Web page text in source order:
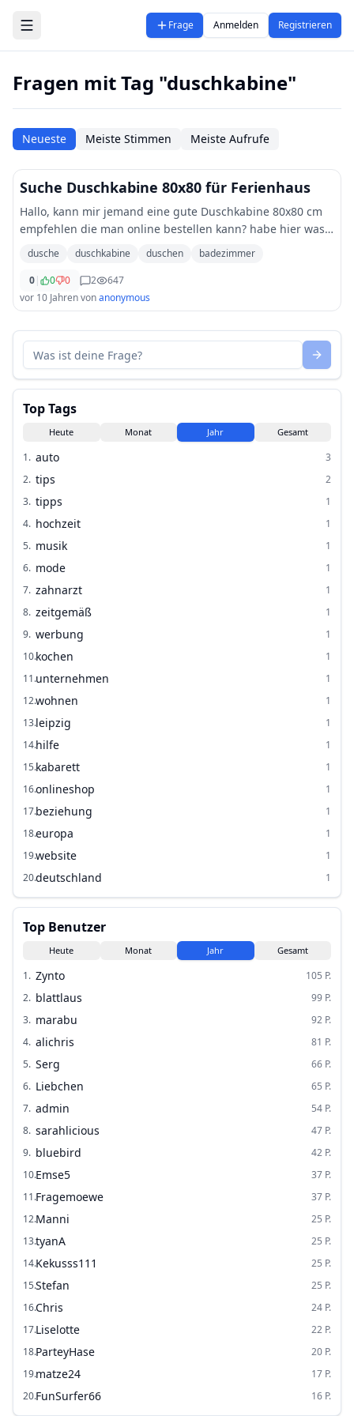
Zum Hauptinhalt springen
Frage Anmelden Registrieren
Fragen mit Tag "duschkabine"
Neueste Meiste Stimmen Meiste Aufrufe
Suche Duschkabine 80x80 für Ferienhaus
Hallo, kann mir jemand eine gute Duschkabine 80x80 cm
empfehlen die man online bestellen kann? habe hier was
gefunden [http://dusche-kaufen.eu/duschkabine-80x80/]
dusche duschkabine duschen
badezimmer
0| 0 0 2
647
vor 10 Jahrenvonanonymous
Top Tags
Heute Monat Jahr Gesamt
1. auto
3
2. tips
2
3. tipps
1
4. hochzeit
1
5. musik
1
6. mode
1
7. zahnarzt
1
8. zeitgemäß
1
9. werbung
1
10.kochen
1
11.unternehmen
1
12.wohnen
1
13.leipzig
1
14.hilfe
1
15.kabarett
1
16.onlineshop
1
17.beziehung
1
18.europa
1
19.website
1
20.deutschland 1
Top Benutzer
Heute Monat Jahr Gesamt
1. Zynto 105 P.
2. blattlaus 99 P.
3. marabu 92 P.
4. alichris 81 P.
5. Serg 66 P.
6. Liebchen 65 P.
7. admin 54 P.
8. sarahlicious 47 P.
9. bluebird 42 P.
10.Emse5 37 P.
11.Fragemoewe 37 P.
12.Manni 25 P.
13.tyanA 25 P.
14.Kekusss111 25 P.
15.Stefan 25 P.
16.Chris 24 P.
17.Liselotte 22 P.
18.ParteyHase 20 P.
19.matze24 17 P.
20.FunSurfer66 16 P.